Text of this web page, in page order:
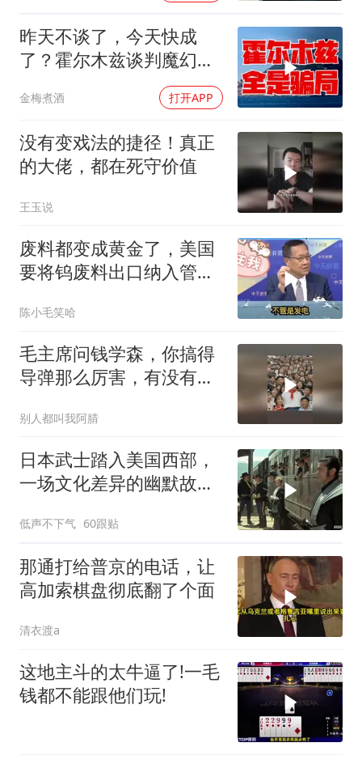
昨天不谈了，今天快成
了？霍尔木兹谈判魔幻反
金梅煮酒 打开APP
没有变戏法的捷径！真正
的大佬，都在死守价值
王玉说
废料都变成黄金了，美国
要将钨废料出口纳入管制
陈小毛笑哈
毛主席问钱学森，你搞得
导弹那么厉害，有没有办
别人都叫我阿腈
日本武士踏入美国西部，
一场文化差异的幽默故事
低声不下气 60跟贴
那通打给普京的电话，让
高加索棋盘彻底翻了个面
清衣渡a
这地主斗的太牛逼了!一毛
钱都不能跟他们玩!